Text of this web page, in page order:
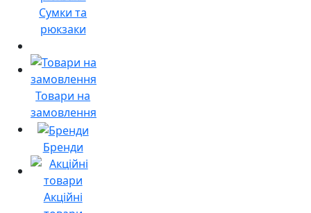
Сумки та
рюкзаки
Товари на
замовлення
Бренди
Акційні